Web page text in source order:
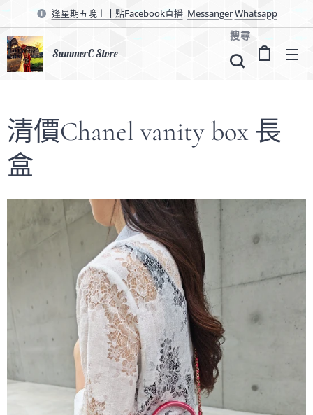
逢星期五晚上十點Facebook直播 MessangerWhatsapp
SummerC Store
搜尋
清價Chanel vanity box 長
盒